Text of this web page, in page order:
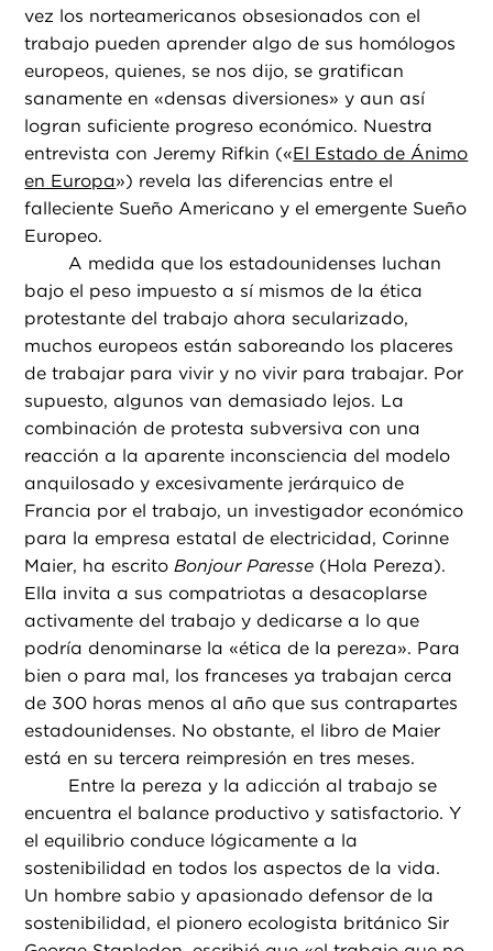
vez los norteamericanos obsesionados con el
trabajo pueden aprender algo de sus homólogos
europeos, quienes, se nos dijo, se gratifican
sanamente en «densas diversiones» y aun así
logran suficiente progreso económico. Nuestra
entrevista con Jeremy Rifkin («El Estado de Ánimo
en Europa») revela las diferencias entre el
falleciente Sueño Americano y el emergente Sueño
Europeo.
A medida que los estadounidenses luchan
bajo el peso impuesto a sí mismos de la ética
protestante del trabajo ahora secularizado,
muchos europeos están saboreando los placeres
de trabajar para vivir y no vivir para trabajar. Por
supuesto, algunos van demasiado lejos. La
combinación de protesta subversiva con una
reacción a la aparente inconsciencia del modelo
anquilosado y excesivamente jerárquico de
Francia por el trabajo, un investigador económico
para la empresa estatal de electricidad, Corinne
Maier, ha escritoBonjour Paresse (Hola Pereza).
Ella invita a sus compatriotas a desacoplarse
activamente del trabajo y dedicarse a lo que
podría denominarse la «ética de la pereza». Para
bien o para mal, los franceses ya trabajan cerca
de 300 horas menos al año que sus contrapartes
estadounidenses. No obstante, el libro de Maier
está en su tercera reimpresión en tres meses.
Entre la pereza y la adicción al trabajo se
encuentra el balance productivo y satisfactorio. Y
el equilibrio conduce lógicamente a la
sostenibilidad en todos los aspectos de la vida.
Un hombre sabio y apasionado defensor de la
sostenibilidad, el pionero ecologista británico Sir